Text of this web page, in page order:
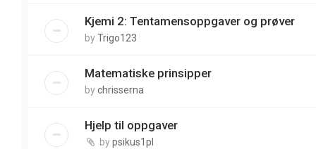
Kjemi 2: Tentamensoppgaver og prøver
byTrigo123
Matematiske prinsipper
bychrisserna
Hjelp til oppgaver
bypsikus1pl